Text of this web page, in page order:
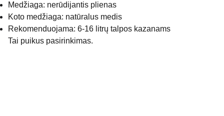
Medžiaga: nerūdijantis plienas
Koto medžiaga: natūralus medis
Rekomenduojama: 6-16 litrų talpos kazanams
Tai puikus pasirinkimas.